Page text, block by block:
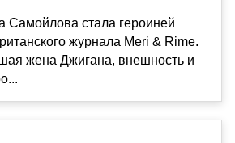
Самойлова стала героиней
журнала Meri & Rime.
жена Джигана, внешность и